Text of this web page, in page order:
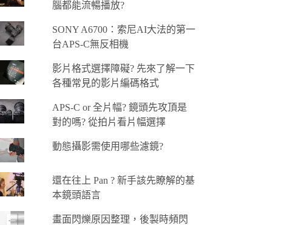
腦都能流暢播放?
SONY A6700：索尼AI大法的第一
台APS-C無反相機
影片格式選擇障礙? 先來了解一下
各種常見的影片編碼格式
APS-C or 全片幅? 鏡頭先攻頂是
對的嗎? 從拍片看片幅選擇
動態攝影需使用哪些濾鏡?
還在往上 Pan ? 新手該先瞭解的基
本鏡頭語言
畫面閃爍原因整理，後製時頻閃